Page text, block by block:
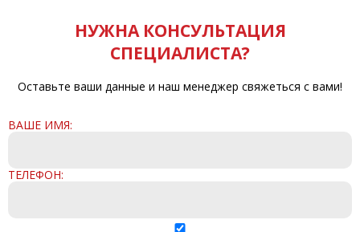
НУЖНА КОНСУЛЬТАЦИЯ
СПЕЦИАЛИСТА?
Оставьте ваши данные и наш менеджер свяжеться с вами!
ВАШЕ ИМЯ:
ТЕЛЕФОН: